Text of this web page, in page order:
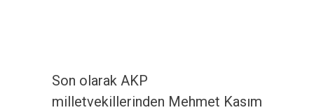
Son olarak AKP
milletvekillerinden Mehmet Kasım